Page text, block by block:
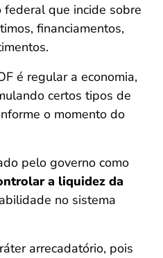
federal que incide sobre
financiamentos,
é regular a economia,
certos tipos de
o momento do
pelo governo como
a liquidez da
no sistema
arrecadatório, pois